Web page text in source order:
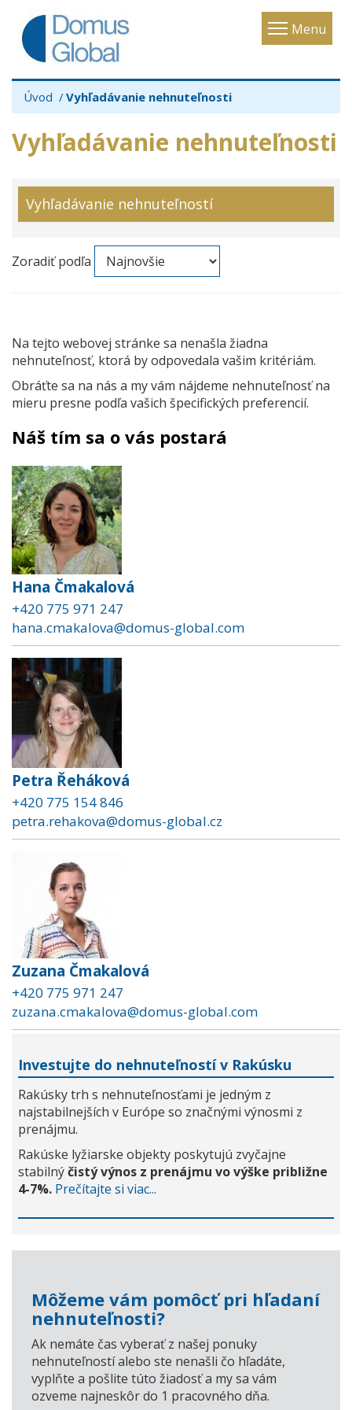
Menu
Toggle
Úvod Vyhľadávanie nehnuteľnosti
Vyhľadávanie nehnuteľnosti
Vyhľadávanie nehnuteľností
Zoradiť podľa
Na tejto webovej stránke sa nenašla žiadna
nehnuteľnosť, ktorá by odpovedala vašim kritériám.
Obráťte sa na nás a my vám nájdeme nehnuteľnosť na
mieru presne podľa vašich špecifických preferencií.
Náš tím sa o vás postará
Hana Čmakalová
+420 775 971 247
hana.cmakalova@domus-global.com
Petra Řeháková
+420 775 154 846
petra.rehakova@domus-global.cz
Zuzana Čmakalová
+420 775 971 247
zuzana.cmakalova@domus-global.com
Investujte do nehnuteľností v Rakúsku
Rakúsky trh s nehnuteľnosťami je jedným z
najstabilnejších v Európe so značnými výnosmi z
prenájmu.
Rakúske lyžiarske objekty poskytujú zvyčajne
stabilnýčistý výnos z prenájmu vo výške približne
4-7%. Prečítajte si viac...
Môžeme vám pomôcť pri hľadaní
nehnuteľnosti?
Ak nemáte čas vyberať z našej ponuky
nehnuteľností alebo ste nenašli čo hľadáte,
vyplňte a pošlite túto žiadosť a my sa vám
ozveme najneskôr do 1 pracovného dňa.